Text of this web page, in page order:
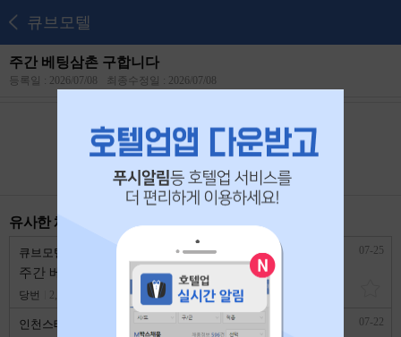
큐브모텔
주간 베팅삼촌 구합니다
등록일 : 2026/07/08 최종수정일 : 2026/07/08
본 공고는2026년 07월 27일 에 마감되었습니다.
유사한 채용 리스트
큐브모텔
주간 베팅삼촌 구합니다
당번 2,500,000원 1년 이상
07-25
인천스테이 호텔 인천 연수구 07-22